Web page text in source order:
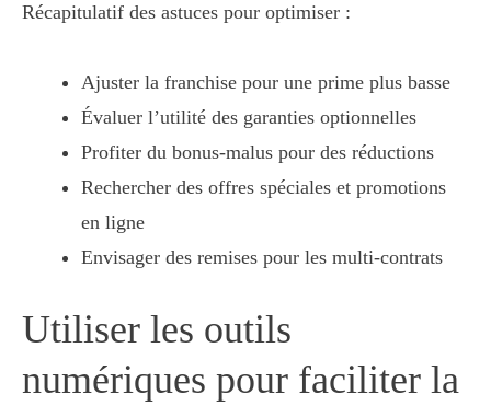
Récapitulatif des astuces pour optimiser :
Ajuster la franchise pour une prime plus basse
Évaluer l’utilité des garanties optionnelles
Profiter du bonus-malus pour des réductions
Rechercher des offres spéciales et promotions
en ligne
Envisager des remises pour les multi-contrats
Utiliser les outils
numériques pour faciliter la